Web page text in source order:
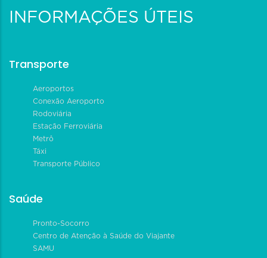
INFORMAÇÕES ÚTEIS
Transporte
Aeroportos
Conexão Aeroporto
Rodoviária
Estação Ferroviária
Metrô
Táxi
Transporte Público
Saúde
Pronto-Socorro
Centro de Atenção à Saúde do Viajante
SAMU